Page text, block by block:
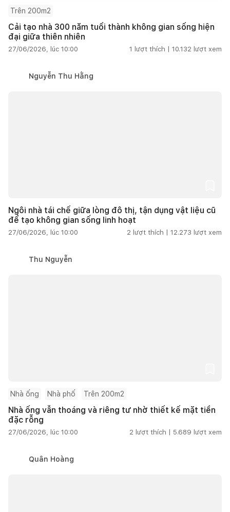
Trên 200m2
Cải tạo nhà 300 năm tuổi thành không gian sống hiện
đại giữa thiên nhiên
27/06/2026, lúc 10:00 1 lượt thích | 10.132 lượt xem
Nguyễn Thu Hằng
Ngôi nhà tái chế giữa lòng đô thị, tận dụng vật liệu cũ
để tạo không gian sống linh hoạt
27/06/2026, lúc 10:00 2 lượt thích | 12.273 lượt xem
Thu Nguyễn
Nhà ống Nhà phố Trên 200m2
Nhà ống vẫn thoáng và riêng tư nhờ thiết kế mặt tiền
đặc rỗng
27/06/2026, lúc 10:00 2 lượt thích | 5.689 lượt xem
Quân Hoàng